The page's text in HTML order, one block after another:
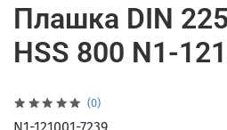
(0)
Плашка DIN
HSS 800 N1-